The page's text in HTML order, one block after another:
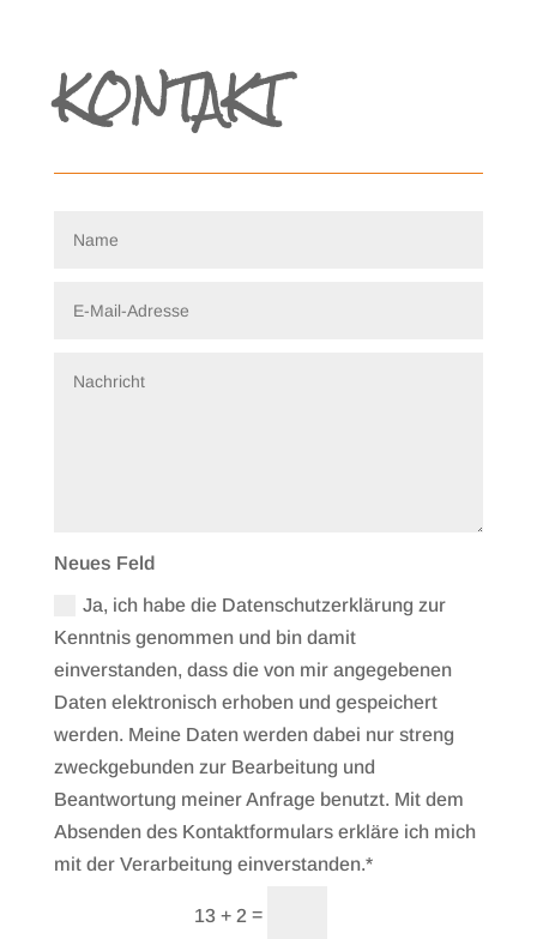
KONTAKT
Neues Feld
Ja, ich habe die Datenschutzerklärung zur
Kenntnis genommen und bin damit
einverstanden, dass die von mir angegebenen
Daten elektronisch erhoben und gespeichert
werden. Meine Daten werden dabei nur streng
zweckgebunden zur Bearbeitung und
Beantwortung meiner Anfrage benutzt. Mit dem
Absenden des Kontaktformulars erkläre ich mich
mit der Verarbeitung einverstanden.*
13 + 2 =